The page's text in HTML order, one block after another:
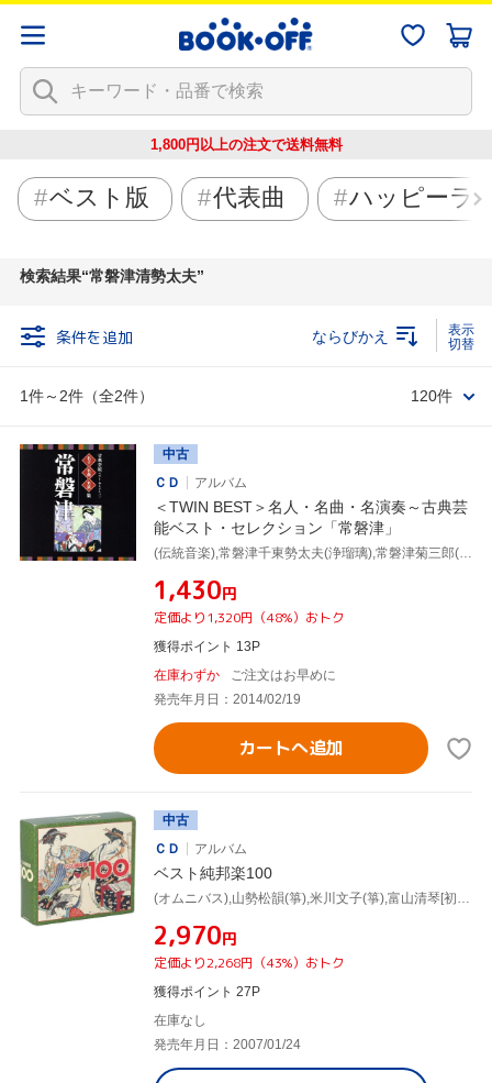
1,800円以上の注文で送料無料
ベスト版 代表曲 ハッピーラ
検索結果 常磐津清勢太夫
条件を追加
1件～2件（全2件）
ならびかえ
120件
中古
ＣＤ
アルバム
＜TWIN BEST＞名人・名曲・名演奏～古典芸
能ベスト・セレクション「常磐津」
(伝統音楽),常磐津千東勢太夫(浄瑠璃),常磐津菊三郎(三味線),常磐津千勢太夫(浄瑠璃),常磐津千代太夫(浄瑠璃),常磐津三東勢太夫(浄瑠璃),常磐津清勢太夫(浄瑠璃),岸沢式佐[十世](三味線)
¥1,430円
定価より1,320円（48%）おトク
獲得ポイント 13P
在庫わずか
ご注文はお早めに
発売年月日：2014/02/19
カートへ追加
中古
ＣＤ
アルバム
ベスト純邦楽100
(オムニバス),山勢松韻(箏),米川文子(箏),富山清琴[初代](三弦),宮城喜代子(箏),青木鈴慕(尺八),常磐津千東勢太夫,千本歌扇
¥2,970円
定価より2,268円（43%）おトク
獲得ポイント 27P
在庫なし
発売年月日：2007/01/24